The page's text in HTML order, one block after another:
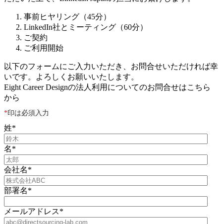
事前ヒヤリング（45分）
LinkedIn社とミーティング（60分）
ご契約
ご利用開始
以下のフォームにご入力いただき、お問合せいただければ幸
いです。よろしくお願いいたします。
Eight Career Designの法人利用についてのお問合せはこちら
から
*印は必須入力
姓*
名*
会社名*
部署名*
メールアドレス*